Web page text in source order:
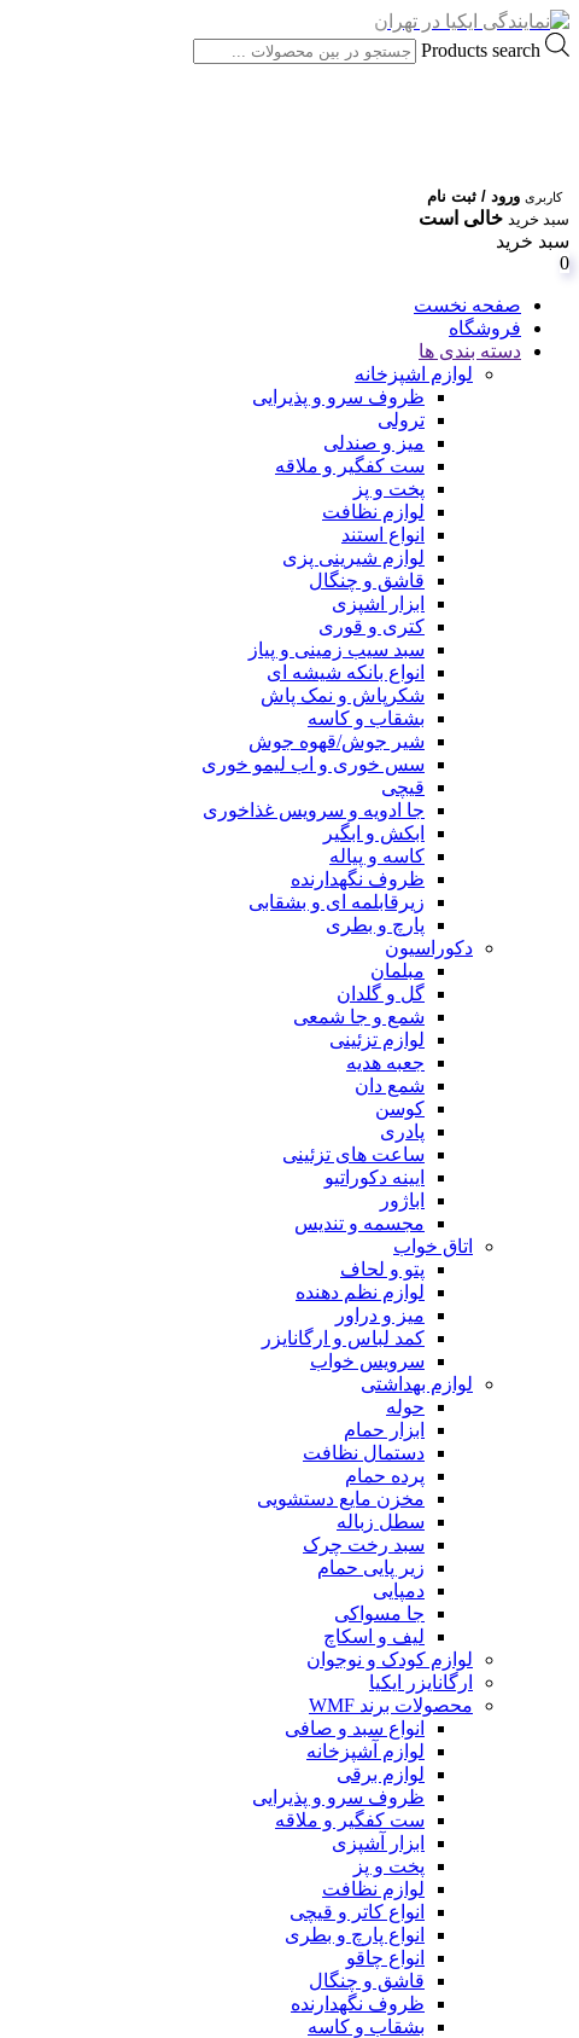
Products search
کاربری ورود / ثبت نام
سبد خرید خالی است
سبد خرید
0
صفحه نخست
فروشگاه
دسته بندی ها
لوازم اشپزخانه
ظروف سرو و پذیرایی
ترولی
میز و صندلی
ست کفگیر و ملاقه
پخت و پز
لوازم نظافت
انواع استند
لوازم شیرینی پزی
قاشق و چنگال
ابزار اشپزی
کتری و قوری
سبد سیب زمینی و پیاز
انواع بانکه شیشه ای
شکرپاش و نمک پاش
بشقاب و کاسه
شیر جوش/قهوه جوش
سس خوری و اب لیمو خوری
قیچی
جا ادویه و سرویس غذاخوری
ابکش و ابگیر
کاسه و پیاله
ظروف نگهدارنده
زیرقابلمه ای و بشقابی
پارچ و بطری
دکوراسیون
مبلمان
گل و گلدان
شمع و جا شمعی
لوازم تزئینی
جعبه هدیه
شمع دان
کوسن
پادری
ساعت های تزئینی
ایینه دکوراتیو
اباژور
مجسمه و تندیس
اتاق خواب
پتو و لحاف
لوازم نظم دهنده
میز و دراور
کمد لباس و ارگانایزر
سرویس خواب
لوازم بهداشتی
حوله
ابزار حمام
دستمال نظافت
پرده حمام
مخزن مایع دستشویی
سطل زباله
سبد رخت چرک
زیر پایی حمام
دمپایی
جا مسواکی
لیف و اسکاچ
لوازم کودک و نوجوان
ارگانایزر ایکیا
محصولات برند WMF
انواع سبد و صافی
لوازم آشپزخانه
لوازم برقی
ظروف سرو و پذیرایی
ست کفگیر و ملاقه
ابزار آشپزی
پخت و پز
لوازم نظافت
انواع کاتر و قیچی
انواع پارچ و بطری
انواع چاقو
قاشق و چنگال
ظروف نگهدارنده
بشقاب و کاسه